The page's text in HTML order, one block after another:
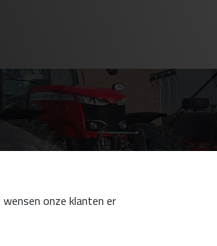
onze klanten er